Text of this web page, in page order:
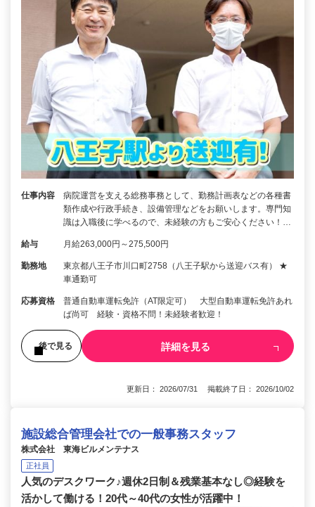
仕事内容
病院運営を支える総務事務として、勤務計画表などの各種書
類作成や行政手続き、設備管理などをお願いします。専門知
識は入職後に学べるので、未経験の方もご安心ください！…
給与 月給263,000円～275,500円
勤務地
東京都八王子市川口町2758（八王子駅から送迎バス有） ★
車通勤可
応募資格
普通自動車運転免許（AT限定可） 大型自動車運転免許あれ
ば尚可 経験・資格不問！未経験者歓迎！
後で見る 詳細を見る
更新日： 2026/07/31 掲載終了日： 2026/10/02
施設総合管理会社での一般事務スタッフ
株式会社 東海ビルメンテナス
正社員
人気のデスクワーク♪週休2日制＆残業基本なし◎経験を
活かして働ける！20代～40代の女性が活躍中！